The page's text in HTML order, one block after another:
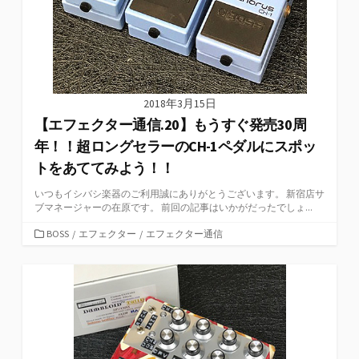
2018年3月15日
【エフェクター通信.20】もうすぐ発売30周
年！！超ロングセラーのCH-1ペダルにスポッ
トをあててみよう！！
いつもイシバシ楽器のご利用誠にありがとうございます。 新宿店サ
ブマネージャーの在原です。 前回の記事はいかがだったでしょ...
カBOSS / エフェクター / エフェクター通信